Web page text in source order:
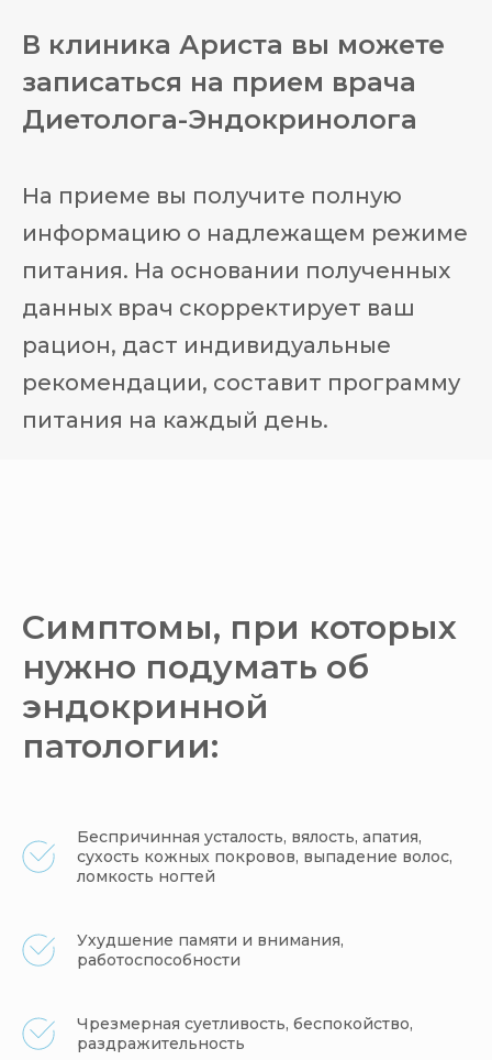
В клиника Ариста вы можете
записаться на прием врача
Диетолога-Эндокринолога
На приеме вы получите полную
информацию о надлежащем режиме
питания. На основании полученных
данных врач скорректирует ваш
рацион, даст индивидуальные
рекомендации, составит программу
питания на каждый день.
Симптомы, при которых
нужно подумать об
эндокринной
патологии:
Беспричинная усталость, вялость, апатия,
сухость кожных покровов, выпадение волос,
ломкость ногтей
Ухудшение памяти и внимания,
работоспособности
Чрезмерная суетливость, беспокойство,
раздражительность